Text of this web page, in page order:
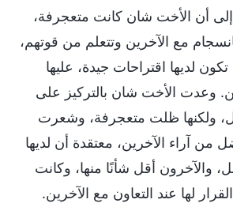
أن الأخت شان كانت متعجرفة،
مع الآخرين وتتعلم من قوتهم،
لديها اقتراحات جيدة، عليها
وعدت الأخت شان بالتركيز على
ولكنها ظلت متعجرفة، وشعرت
من آراء الآخرين، معتقدة أن لديها
والآخرون أقل شأنًا منها، وكانت
لها عند التعاون مع الآخرين.